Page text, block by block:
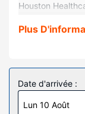
Houston
Little Theater et
Vous vous
bénéficiant de
d'un four et
Plus
Date d'arrivée :
Lun 10 Août